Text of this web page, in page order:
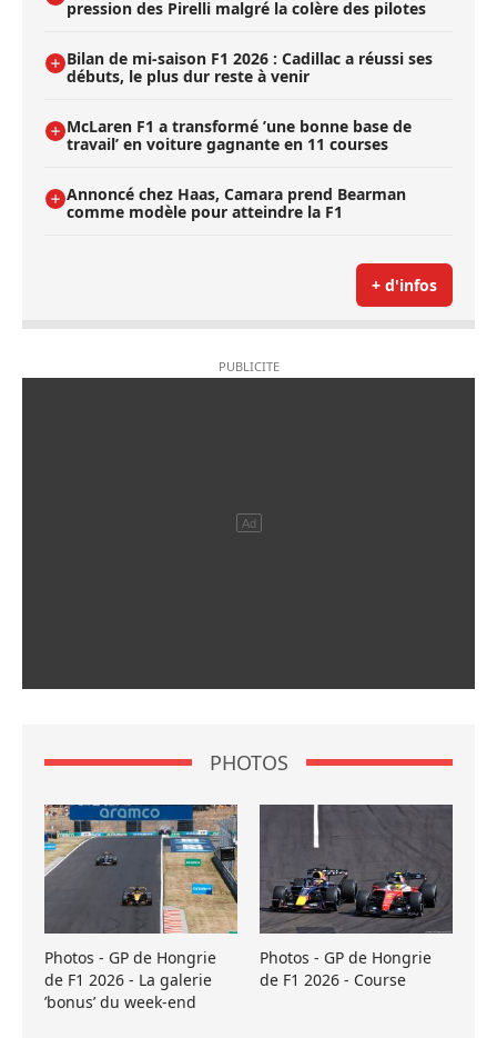
pression des Pirelli malgré la colère des pilotes
Bilan de mi-saison F1 2026 : Cadillac a réussi ses
débuts, le plus dur reste à venir
McLaren F1 a transformé ’une bonne base de
travail’ en voiture gagnante en 11 courses
Annoncé chez Haas, Camara prend Bearman
comme modèle pour atteindre la F1
+ d'infos
PHOTOS
Photos - GP de Hongrie
de F1 2026 - La galerie
’bonus’ du week-end
Photos - GP de Hongrie
de F1 2026 - Course